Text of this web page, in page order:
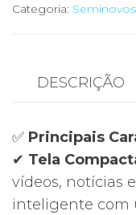
Categoria: Seminovos
DESCRIÇÃO
✅ Principais
✔ Tela
vídeos, notícias
inteligente com